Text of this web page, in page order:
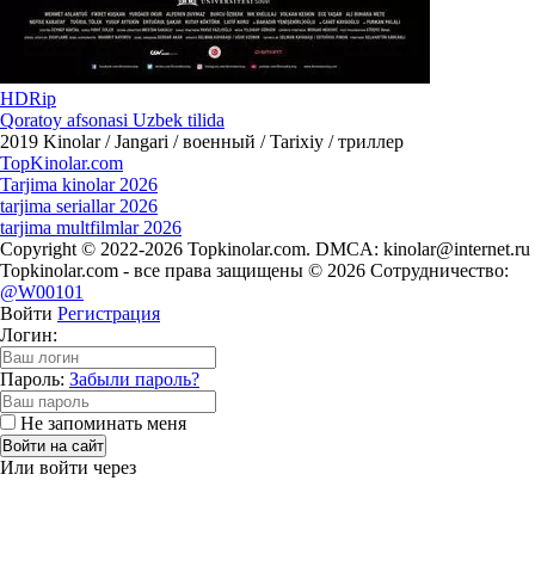
HDRip
Qoratoy afsonasi Uzbek tilida
2019 Kinolar / Jangari / военный / Tarixiy / триллер
TopKinolar.com
Tarjima kinolar 2026
tarjima seriallar 2026
tarjima multfilmlar 2026
Copyright © 2022-2026 Topkinolar.com. DMCA: kinolar@internet.ru
Topkinolar.com - все права защищены © 2026 Сотрудничество:
@W00101
Войти Регистрация
Логин:
Пароль: Забыли пароль?
Не запоминать меня
Войти на сайт
Или войти через